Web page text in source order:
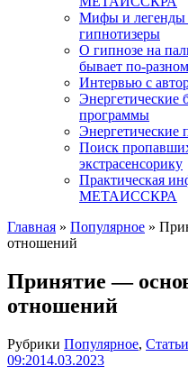
Мифы и легенды
гипнотизеры
О гипнозе на
бывает по-
Интервью с
Энергетические
программы
Энергетические
Поиск
экстрасенсорику
Практическая
МЕТАИССКРА
Главная » Популярное »
отношений
Принятие —
отношений
Рубрики Популярное, Статьи
09:2014.03.2023